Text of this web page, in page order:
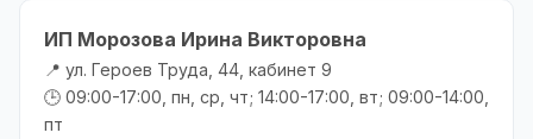
ИП Морозова Ирина Викторовна
📍 ул. Героев Труда, 44, кабинет 9
🕒 09:00-17:00, пн, ср, чт; 14:00-17:00, вт; 09:00-14:00,
пт